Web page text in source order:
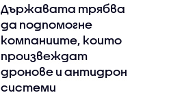
Държавата трябва
да подпомогне
компаниите, които
произвеждат
дронове и антидрон
системи